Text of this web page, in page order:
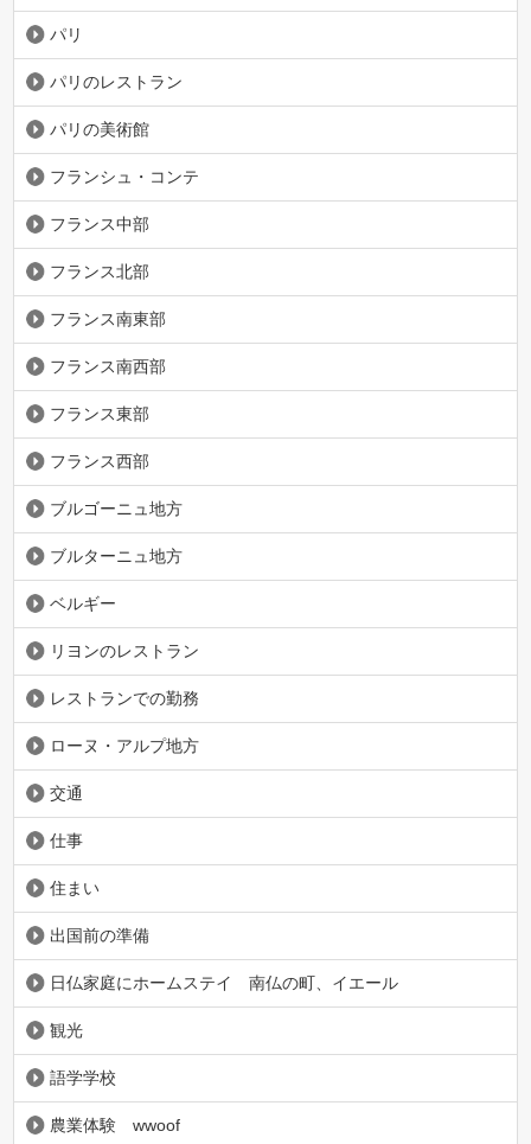
パリ
パリのレストラン
パリの美術館
フランシュ・コンテ
フランス中部
フランス北部
フランス南東部
フランス南西部
フランス東部
フランス西部
ブルゴーニュ地方
ブルターニュ地方
ベルギー
リヨンのレストラン
レストランでの勤務
ローヌ・アルプ地方
交通
仕事
住まい
出国前の準備
日仏家庭にホームステイ 南仏の町、イエール
観光
語学学校
農業体験 wwoof